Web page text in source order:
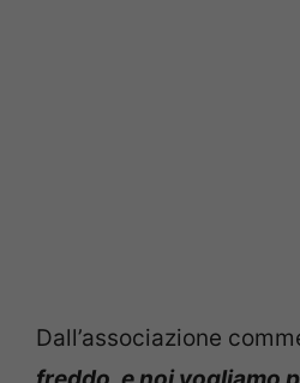
Dall’associazione